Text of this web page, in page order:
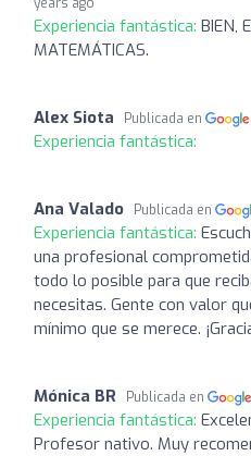
Experiencia fantástica: BIEN,
MATEMÁTICAS.
Alex Siota Publicada en
Experiencia fantástica:
Ana Valado Publicada en
Experiencia fantástica:
una profesional
todo lo posible para que
necesitas. Gente con valor
mínimo que se merece.
Mónica BR Publicada en
Experiencia fantástica:
Profesor nativo. Muy